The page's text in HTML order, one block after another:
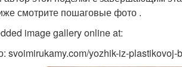
смотрите пошаговые фото .
image gallery online at:
svoimirukamy.com/yozhik-iz-plastikovoj-